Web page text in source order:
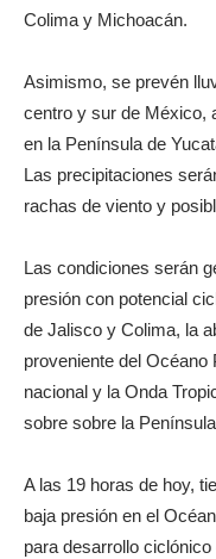
Colima y Michoacán.
Asimismo, se prevén
centro y sur de México,
en la Península de
Las precipitaciones
rachas de viento y
Las condiciones serán
presión con potencial
de Jalisco y Colima, la
proveniente del Océano
nacional y la Onda
sobre sobre la
A las 19 horas de hoy,
baja presión en el
para desarrollo